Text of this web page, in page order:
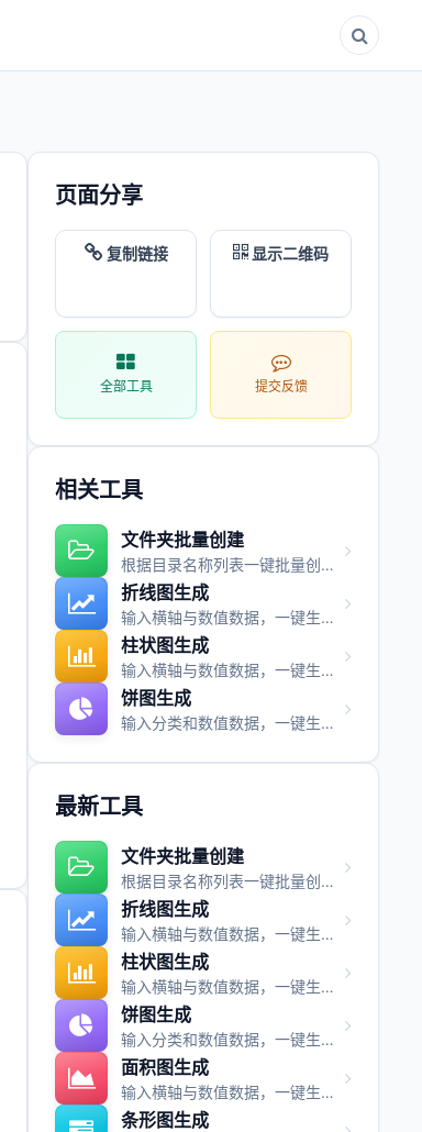
页面分享
复制链接 显示二维码
全部工具 提交反馈
相关工具
文件夹批量创建
根据目录名称列表一键批量创建文件夹，快速搭建项目目录结构。
折线图生成
输入横轴与数值数据，一键生成折线图并支持图片与视频导出。
柱状图生成
输入横轴与数值数据，一键生成柱状图并支持图片与视频导出。
饼图生成
输入分类和数值数据，一键生成饼图并支持图片与视频导出。
最新工具
文件夹批量创建
根据目录名称列表一键批量创建文件夹，快速搭建项目目录结构。
折线图生成
输入横轴与数值数据，一键生成折线图并支持图片与视频导出。
柱状图生成
输入横轴与数值数据，一键生成柱状图并支持图片与视频导出。
饼图生成
输入分类和数值数据，一键生成饼图并支持图片与视频导出。
面积图生成
输入横轴与数值数据，一键生成面积图并支持图片与视频导出。
条形图生成